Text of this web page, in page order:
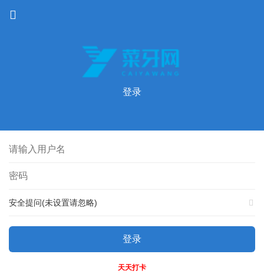
登录
安全提问(未设置请忽略)
登录
天天打卡